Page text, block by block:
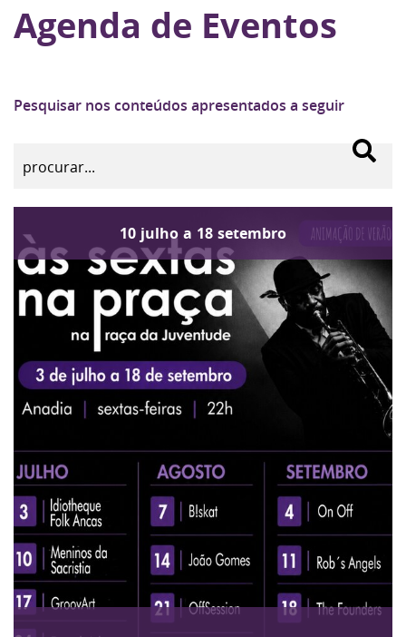
Agenda de Eventos
Pesquisar nos conteúdos apresentados a seguir
10 julho a 18 setembro